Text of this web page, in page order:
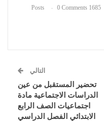
1685 Posts
0 Comments
التالي
تحضير المستقبل من عين
الدراسات الاجتماعية مادة
اجتماعيات الصف الرابع
الابتدائي الفصل الدراسي